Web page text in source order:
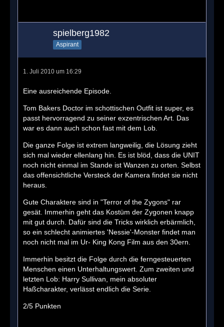
spielberg1982
Aspirant
1. Juli 2010 um 16:29
Eine ausreichende Episode.
Tom Bakers Doctor im schottischen Outfit ist super, es
passt hervorragend zu seiner exzentrischen Art. Das
war es dann auch schon fast mit dem Lob.
Die ganze Folge ist extrem langweilig, die Lösung zieht
sich mal wieder ellenlang hin. Es ist blöd, dass die UNIT
noch nicht einmal im Stande ist Wanzen zu orten. Selbst
das offensichtliche Versteck der Kamera findet sie nicht
heraus.
Gute Charaktere sind in "Terror of the Zygons" rar
gesät. Immerhin geht das Kostüm der Zygonen knapp
mit gut durch. Dafür sind die Tricks wirklich erbärmlich,
so ein schlecht animiertes 'Nessie'-Monster findet man
noch nicht mal im Ur- King Kong Film aus den 30ern.
Immerhin besitzt die Folge durch die ferngesteuerten
Menschen einen Unterhaltungswert. Zum zweiten und
letzten Lob: Harry Sullivan, mein absoluter
Haßcharakter, verlässt endlich die Serie.
2/5 Punkten